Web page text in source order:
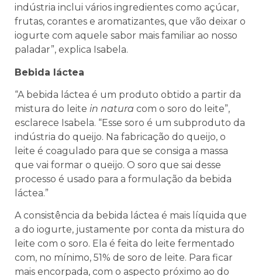
indústria inclui vários ingredientes como açúcar,
frutas, corantes e aromatizantes, que vão deixar o
iogurte com aquele sabor mais familiar ao nosso
paladar”, explica Isabela.
Bebida láctea
“A bebida láctea é um produto obtido a partir da
mistura do leite in natura com o soro do leite”,
esclarece Isabela. “Esse soro é um subproduto da
indústria do queijo. Na fabricação do queijo, o
leite é coagulado para que se consiga a massa
que vai formar o queijo. O soro que sai desse
processo é usado para a formulação da bebida
láctea.”
A consistência da bebida láctea é mais líquida que
a do iogurte, justamente por conta da mistura do
leite com o soro. Ela é feita do leite fermentado
com, no mínimo, 51% de soro de leite. Para ficar
mais encorpada, com o aspecto próximo ao do